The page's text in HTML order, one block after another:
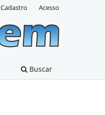
Buscar
Cadastro Acesso